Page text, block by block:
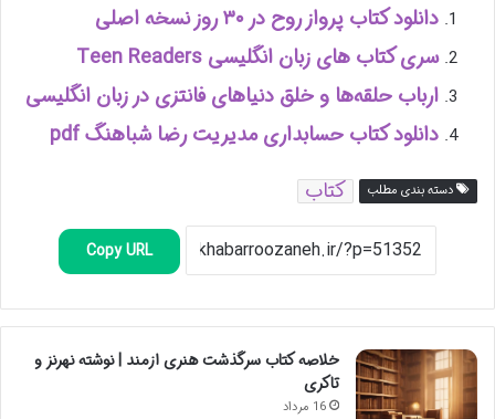
دانلود کتاب پرواز روح در ۳۰ روز نسخه اصلی
سری کتاب های زبان انگلیسی Teen Readers
ارباب حلقه‌ها و خلق دنیاهای فانتزی در زبان انگلیسی
دانلود کتاب حسابداری مدیریت رضا شباهنگ pdf
دسته بندی مطلب کتاب
Copy URL
خلاصه کتاب سرگذشت هنری ازمند | نوشته نهرنز و
تاکری
16 مرداد